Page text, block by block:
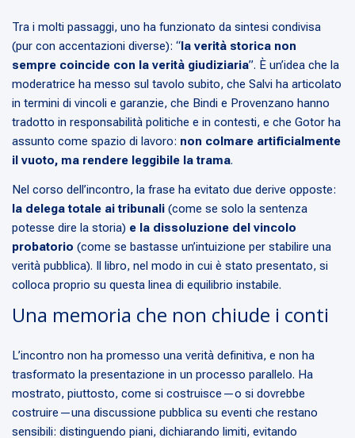
Tra i molti passaggi, uno ha funzionato da sintesi condivisa
(pur con accentazioni diverse): “la verità storica non
sempre coincide con la verità giudiziaria”. È un’idea che la
moderatrice ha messo sul tavolo subito, che Salvi ha articolato
in termini di vincoli e garanzie, che Bindi e Provenzano hanno
tradotto in responsabilità politiche e in contesti, e che Gotor ha
assunto come spazio di lavoro: non colmare artificialmente
il vuoto, ma rendere leggibile la trama.
Nel corso dell’incontro, la frase ha evitato due derive opposte:
la delega totale ai tribunali (come se solo la sentenza
potesse dire la storia) e la dissoluzione del vincolo
probatorio (come se bastasse un’intuizione per stabilire una
verità pubblica). Il libro, nel modo in cui è stato presentato, si
colloca proprio su questa linea di equilibrio instabile.
Una memoria che non chiude i conti
L’incontro non ha promesso una verità definitiva, e non ha
trasformato la presentazione in un processo parallelo. Ha
mostrato, piuttosto, come si costruisce—o si dovrebbe
costruire—una discussione pubblica su eventi che restano
sensibili: distinguendo piani, dichiarando limiti, evitando